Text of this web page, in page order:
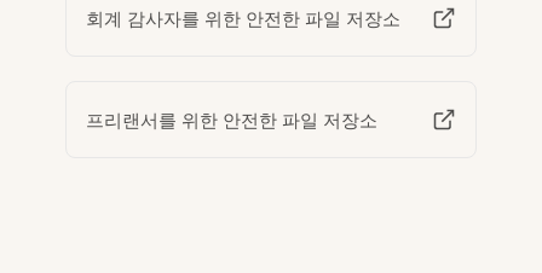
회계 감사자를 위한 안전한 파일 저장소
프리랜서를 위한 안전한 파일 저장소